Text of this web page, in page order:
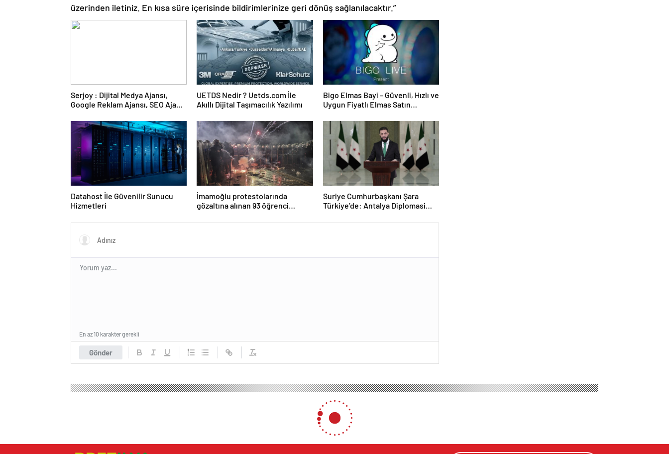
üzerinden iletiniz. En kısa süre içerisinde bildirimlerinize geri dönüş sağlanılacaktır.”
Serjoy : Dijital Medya Ajansı,
Google Reklam Ajansı, SEO Ajansı
UETDS Nedir ? Uetds.com İle
Akıllı Dijital Taşımacılık Yazılımı
Bigo Elmas Bayi – Güvenli, Hızlı ve
Uygun Fiyatlı Elmas Satın
Datahost İle Güvenilir Sunucu
Hizmetleri
İmamoğlu protestolarında
gözaltına alınan 93 öğrenci
Suriye Cumhurbaşkanı Şara
Türkiye’de: Antalya Diplomasi
Gönder
En az 10 karakter gerekli
Dünürünü pazarda pompalı tüfekle bastı